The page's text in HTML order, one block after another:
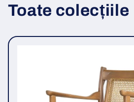
Toate colecțiile